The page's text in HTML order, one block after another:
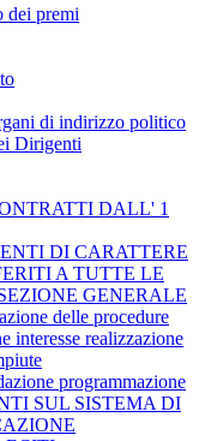
dei premi
di indirizzo politico
Dirigenti
DALL' 1
DI CARATTERE
A TUTTE LE
GENERALE
delle procedure
interesse realizzazione
programmazione
SUL SISTEMA DI